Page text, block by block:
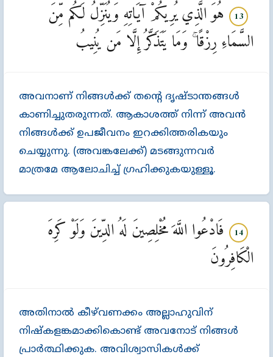
അവനാണ്‌ നിങ്ങള്‍ക്ക്‌ തന്‍റെ ദൃഷ്ടാന്തങ്ങള്‍
കാണിച്ചുതരുന്നത്‌. ആകാശത്ത്‌ നിന്ന്‌ അവന്‍
നിങ്ങള്‍ക്ക്‌ ഉപജീവനം ഇറക്കിത്തരികയും
ചെയ്യുന്നു. (അവങ്കലേക്ക്‌) മടങ്ങുന്നവര്‍
മാത്രമേ ആലോചിച്ച്‌ ഗ്രഹിക്കുകയുള്ളൂ.
13
هُوَ الَّذِي يُرِيكُمْ آيَاتِهِ وَيُنَزِّلُ لَكُم مِّنَ
السَّمَاءِ رِزْقًا ۚ وَمَا يَتَذَكَّرُ إِلَّا مَن يُنِيبُ
അതിനാല്‍ കീഴ്‌വണക്കം അല്ലാഹുവിന്‌
നിഷ്കളങ്കമാക്കികൊണ്ട്‌ അവനോട്‌ നിങ്ങള്‍
പ്രാര്‍ത്ഥിക്കുക. അവിശ്വാസികള്‍ക്ക്‌
14
فَادْعُوا اللَّهَ مُخْلِصِينَ لَهُ الدِّينَ وَلَوْ كَرِهَ
الْكَافِرُونَ